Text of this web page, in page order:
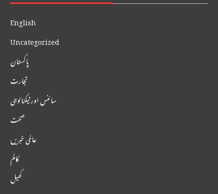
English
Uncategorized
پاکستان
تجارت
سائنس اور ٹیکنالوجی
صحت
عالمی خبریں
کالم
کھیل